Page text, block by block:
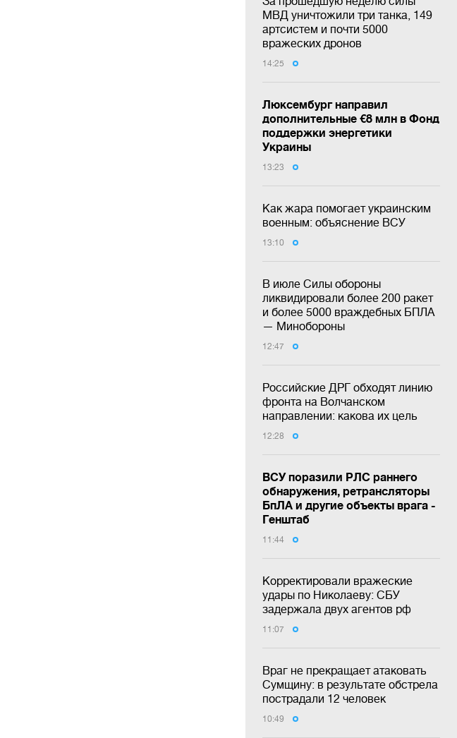
МВД уничтожили три танка, 149
артсистем и почти 5000
вражеских дронов
14:25
Люксембург направил
дополнительные €8 млн в Фонд
поддержки энергетики
Украины
13:23
Как жара помогает украинским
военным: объяснение ВСУ
13:10
В июле Силы обороны
ликвидировали более 200 ракет
и более 5000 враждебных БПЛА
— Минобороны
12:47
Российские ДРГ обходят линию
фронта на Волчанском
направлении: какова их цель
12:28
ВСУ поразили РЛС раннего
обнаружения, ретрансляторы
БпЛА и другие объекты врага -
Генштаб
11:44
Корректировали вражеские
удары по Николаеву: СБУ
задержала двух агентов рф
11:07
Враг не прекращает атаковать
Сумщину: в результате обстрела
пострадали 12 человек
10:49